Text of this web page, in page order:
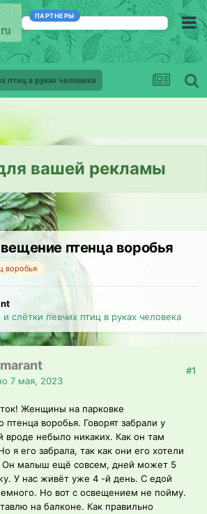
ПАРТНЕРЫ
птиц в руках человека
вашей рекламы
птенца воробья
воробья
слётки певчих птиц в руках человека
7 мая, 2023
#1
Женщины на парковке
воробья. Говорят забрали у
небыло никаких. Как он там
я его забрала, так как они его хотели
Он малыш ещё совсем, дней может 5
У нас живёт уже 4 -й день. С едой
Но вот с освещением не пойму.
на балконе. Как правильно